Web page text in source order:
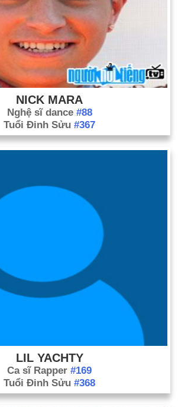
NICK MARA
Nghệ sĩ dance #88
Tuổi Đinh Sửu #367
LIL YACHTY
Ca sĩ Rapper #169
Tuổi Đinh Sửu #368